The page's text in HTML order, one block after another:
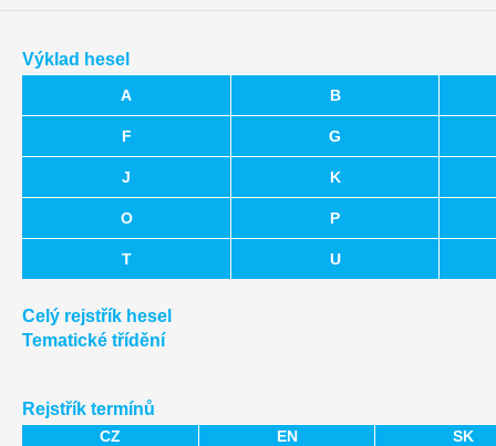
Výklad hesel
A B
F G
J K
O P
T U
Celý rejstřík hesel
Tematické třídění
Rejstřík termínů
CZ EN SK